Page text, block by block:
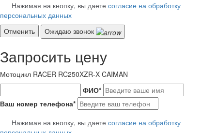
Нажимая на кнопку, вы даете согласие на обработку
персональных данных
Отменить
Ожидаю звонок
Запросить цену
Мотоцикл RACER RC250XZR-X CAIMAN
ФИО*
Ваш номер телефона*
Нажимая на кнопку, вы даете согласие на обработку